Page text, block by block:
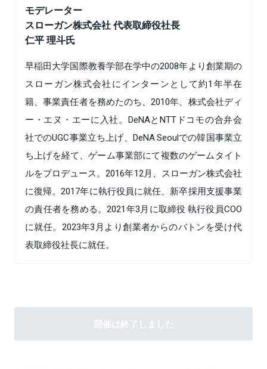
モデレーター
スローガン株式会社 代表取締役社長
仁平 理斗氏
早稲田大学国際教養学部在学中の2008年より創業期の
スローガン株式会社にインターンとして約1年半在
籍、事業責任者を務めたのち、2010年、株式会社ディ
ー・エヌ・エーに入社。DeNAとNTTドコモの合弁会
社でのUGC事業立ち上げ、DeNA Seoulでの韓国事業立
ち上げを経て、ゲーム事業部にて複数のゲームタイト
ルをプロデュース。2016年12月、スローガン株式会社
に復帰。2017年に執行役員に就任、新卒採用支援事業
の責任者を務める。2021年3月に取締役 執行役員COO
に就任。2023年3月より創業者からのバトンを受け代
表取締役社長に就任。
開催は終了しました